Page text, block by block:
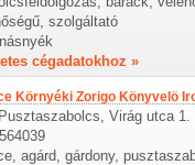
szolgáltató
cégadatokhoz »
Környéki Zorigo Könyvelö
Virág utca 1.
agárd, gárdony,